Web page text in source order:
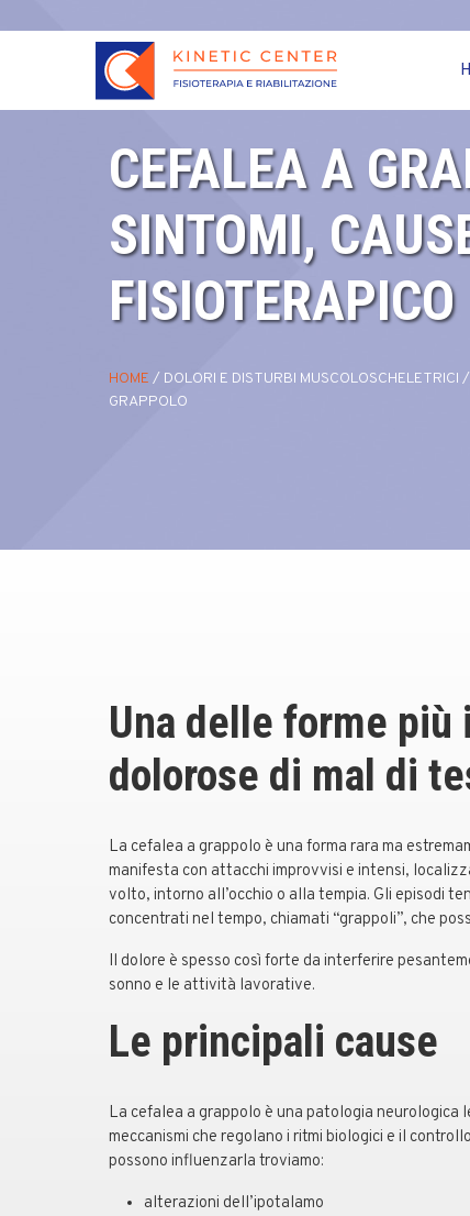
CEFALEA A
SINTOMI,
FISIOTERAPICO
HOME / DOLORI E DISTURBI MUSCOLOSCHELETRICI /
GRAPPOLO
Una delle forme più
dolorose di mal di
La cefalea a grappolo è una forma rara ma
manifesta con attacchi improvvisi e intensi,
volto, intorno all’occhio o alla tempia. Gli episodi
concentrati nel tempo, chiamati “grappoli”, che
Il dolore è spesso così forte da interferire
sonno e le attività lavorative.
Le principali cause
La cefalea a grappolo è una patologia neurologica
meccanismi che regolano i ritmi biologici e il
possono influenzarla troviamo:
alterazioni dell’ipotalamo